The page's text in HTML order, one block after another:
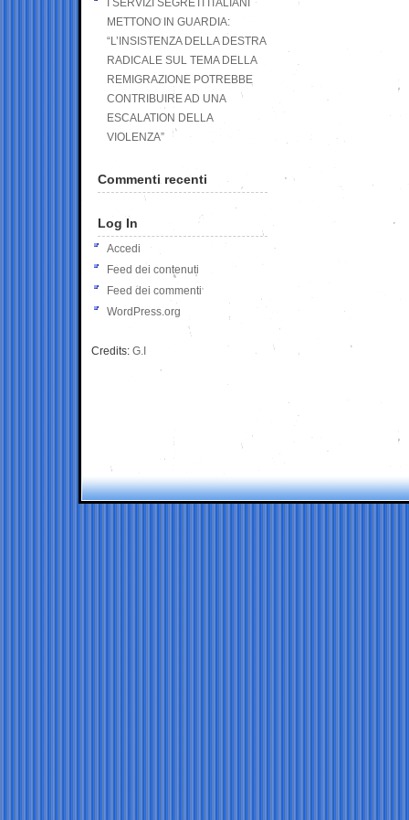
I SERVIZI SEGRETI ITALIANI
METTONO IN GUARDIA:
“L’INSISTENZA DELLA DESTRA
RADICALE SUL TEMA DELLA
REMIGRAZIONE POTREBBE
CONTRIBUIRE AD UNA
ESCALATION DELLA
VIOLENZA”
Commenti recenti
Log In
Accedi
Feed dei contenuti
Feed dei commenti
WordPress.org
Credits: G.I